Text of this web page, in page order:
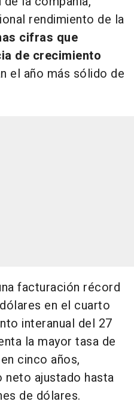
rendimiento de la
cifras que
de crecimiento
el año más sólido de
facturación récord
en el cuarto
interanual del 27
la mayor tasa de
cinco años,
ajustado hasta
de dólares.